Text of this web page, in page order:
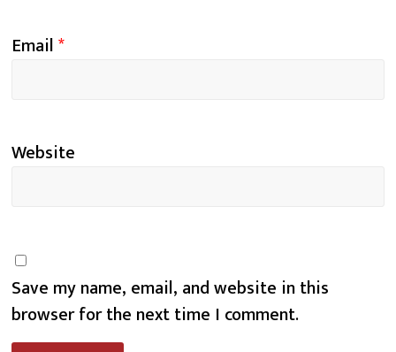
Email*
Website
Save my name, email, and website in this
browser for the next time I comment.